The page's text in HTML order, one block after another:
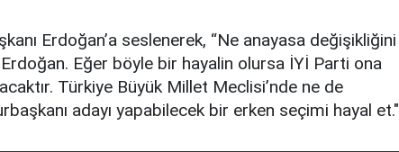
Erdoğan’a seslenerek, “Ne anayasa değişikliğini
Eğer böyle bir hayalin olursa İYİ Parti ona
Türkiye Büyük Millet Meclisi’nde ne de
adayı yapabilecek bir erken seçimi hayal et."